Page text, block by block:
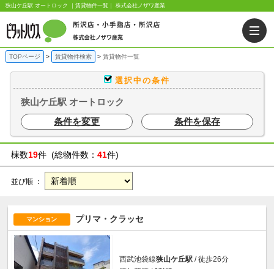
狭山ケ丘駅 オートロック ｜賃貸物件一覧｜ 株式会社ノザワ産業
TOPページ 賃貸物件検索 賃貸物件一覧
選択中の条件
狭山ケ丘駅 オートロック
条件を変更
条件を保存
棟数19件 (総物件数： 41件)
並び順 ：
マンション プリマ・クラッセ
西武池袋線狭山ケ丘駅 / 徒歩26分